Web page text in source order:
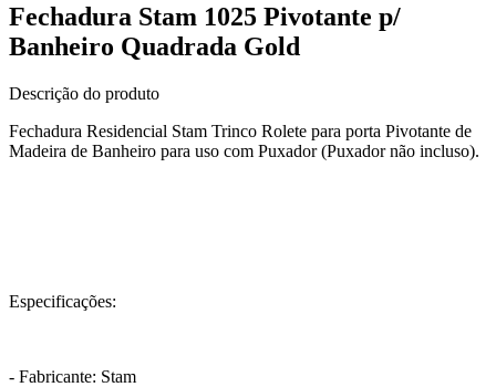
Fechadura Stam 1025 Pivotante p/
Banheiro Quadrada Gold
Descrição do produto
Fechadura Residencial Stam Trinco Rolete para porta Pivotante de
Madeira de Banheiro para uso com Puxador (Puxador não incluso).
Especificações:
- Fabricante: Stam